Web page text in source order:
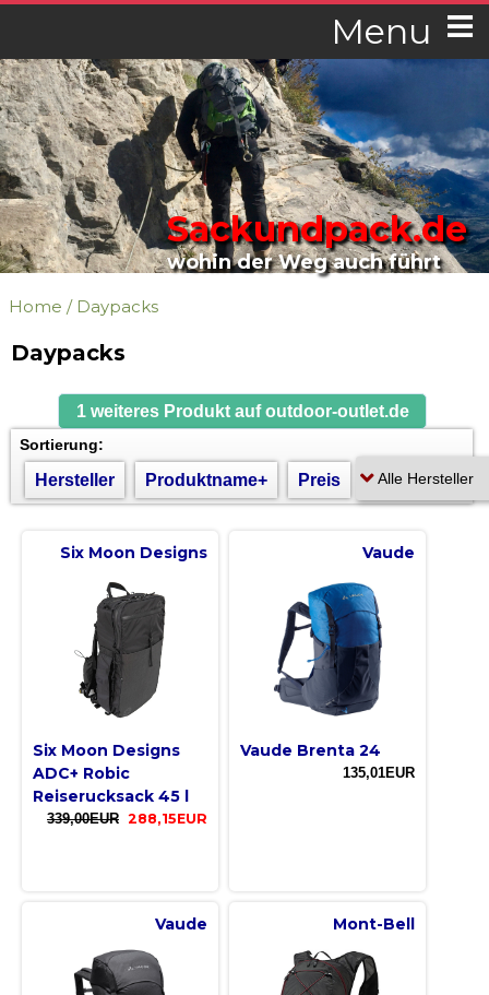
Menu
Sackundpack.de
wohin der Weg auch führt
Home / Daypacks
Daypacks
1 weiteres Produkt auf outdoor-outlet.de
Sortierung:
Hersteller Produktname+ Preis
Six Moon Designs
Six Moon Designs
ADC+ Robic
Reiserucksack 45 l
339,00EUR 288,15EUR
Vaude
Vaude Brenta 24
135,01EUR
Vaude Mont-Bell